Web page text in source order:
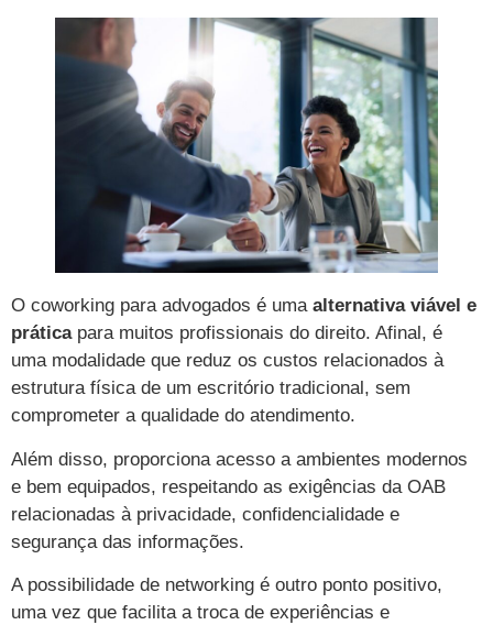
O coworking para advogados é uma alternativa viável e
práticapara muitos profissionais do direito. Afinal, é
uma modalidade que reduz os custos relacionados à
estrutura física de um escritório tradicional, sem
comprometer a qualidade do atendimento.
Além disso, proporciona acesso a ambientes modernos
e bem equipados, respeitando as exigências da OAB
relacionadas à privacidade, confidencialidade e
segurança das informações.
A possibilidade de networking é outro ponto positivo,
uma vez que facilita a troca de experiências e